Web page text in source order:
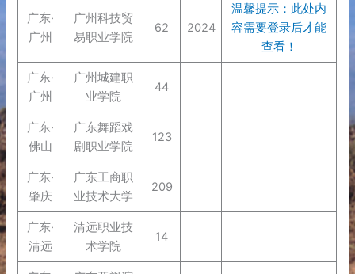
广东·
广州
广州科技贸
易职业学院
62 2024
温馨提示：此处内
容需要登录后才能
查看！
广东·
广州
广州城建职
业学院
44
广东·
佛山
广东舞蹈戏
剧职业学院
123
广东·
肇庆
广东工商职
业技术大学
209
广东·
清远
清远职业技
术学院
14